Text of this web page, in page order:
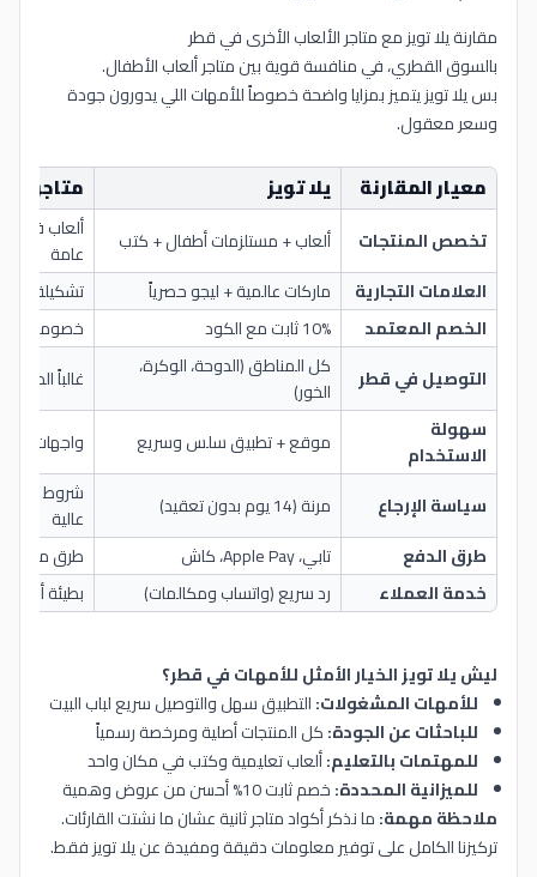
مقارنة يلا تويز مع متاجر الألعاب الأخرى في قطر
بالسوق القطري، في منافسة قوية بين متاجر ألعاب الأطفال.
بس يلا تويز يتميز بمزايا واضحة خصوصاً للأمهات اللي يدورون جودة
وسعر معقول.
معيار المقارنة يلا تويز متاجر
تخصص المنتجات ألعاب + مستلزمات أطفال + كتب
ألعاب فقط
عامة
العلامات التجارية
ماركات عالمية + ليجو حصرياً
تشكيلة
الخصم المعتمد
10% ثابت مع الكود
خصومات
التوصيل في قطر
كل المناطق (الدوحة، الوكرة،
الخور)
غالباً
سهولة
الاستخدام
موقع + تطبيق سلس وسريع واجهات
سياسة الإرجاع مرنة (14 يوم بدون تعقيد)
شروط
عالية
طرق الدفع
تابي، Apple Pay، كاش
طرق
خدمة العملاء
رد سريع (واتساب ومكالمات) بطيئة أو
ليش يلا تويز الخيار الأمثل للأمهات في قطر؟
للأمهات المشغولات:التطبيق سهل والتوصيل سريع لباب البيت
للباحثات عن الجودة:كل المنتجات أصلية ومرخصة رسمياً
للمهتمات بالتعليم:ألعاب تعليمية وكتب في مكان واحد
للميزانية المحددة:خصم ثابت 10% أحسن من عروض وهمية
ملاحظة مهمة:ما نذكر أكواد متاجر ثانية عشان ما نشتت القارئات.
تركيزنا الكامل على توفير معلومات دقيقة ومفيدة عن يلا تويز فقط.